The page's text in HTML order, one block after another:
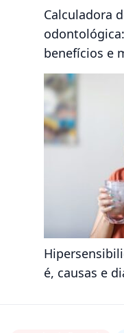
Calculadora
benefícios e
é, causas e